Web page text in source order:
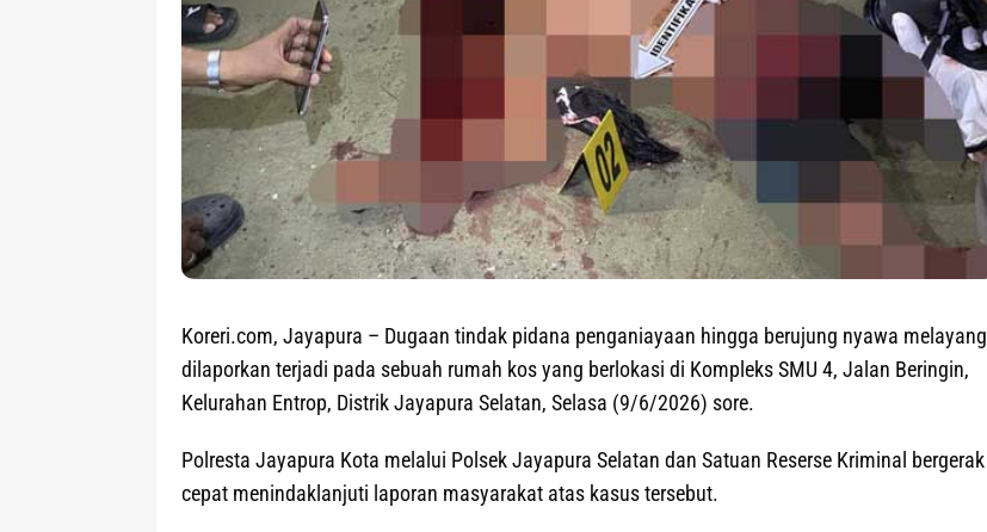
Koreri.com, Jayapura – Dugaan tindak pidana penganiayaan hingga berujung nyawa melayang
dilaporkan terjadi pada sebuah rumah kos yang berlokasi di Kompleks SMU 4, Jalan Beringin,
Kelurahan Entrop, Distrik Jayapura Selatan, Selasa (9/6/2026) sore.
Polresta Jayapura Kota melalui Polsek Jayapura Selatan dan Satuan Reserse Kriminal bergerak
cepat menindaklanjuti laporan masyarakat atas kasus tersebut.